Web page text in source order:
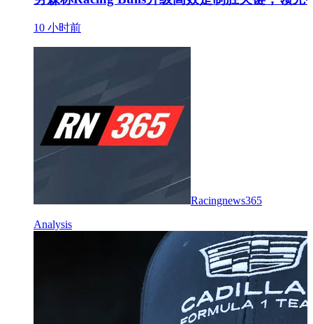
10 小时前
Racingnews365
Analysis